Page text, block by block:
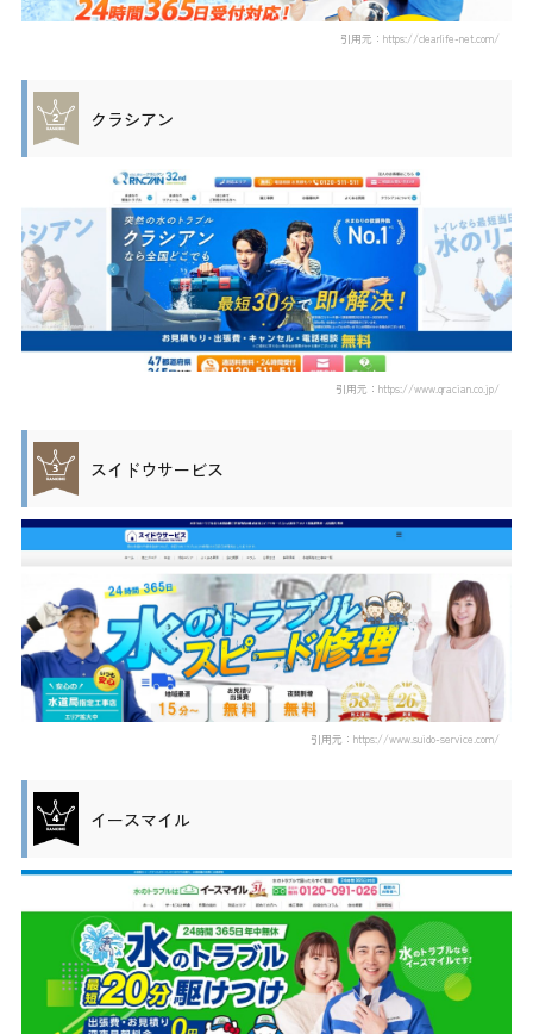
引用元：https://clearlife-net.com/
クラシアン
引用元：https://www.qracian.co.jp/
スイドウサービス
引用元：https://www.suido-service.com/
イースマイル